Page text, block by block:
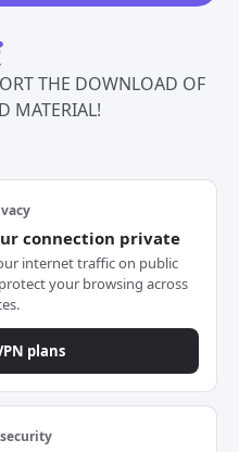
THE DOWNLOAD OF
MATERIAL!
connection private
internet traffic on public
your browsing across
plans